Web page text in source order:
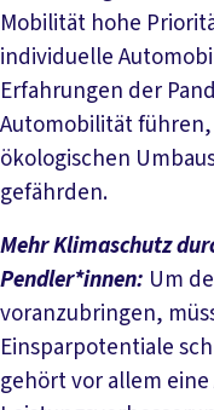
Mobilität hohe
individuelle
Erfahrungen der
Automobilität
ökologischen
gefährden.
Mehr Klimaschutz
Pendler*innen: Um
voranzubringen,
Einsparpotentiale
gehört vor allem